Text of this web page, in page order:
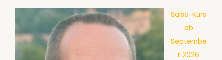
Salsa-Kurs
ab
Septembe
r 2026